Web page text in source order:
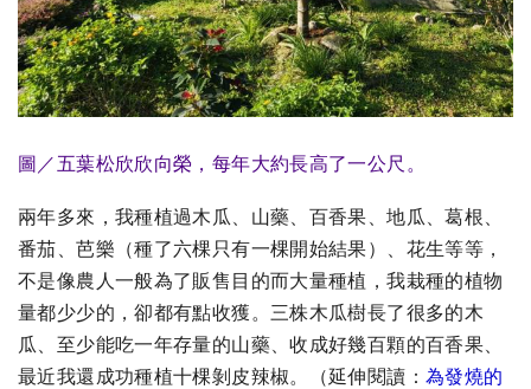
圖／五葉松欣欣向榮，每年大約長高了一公尺。
兩年多來，我種植過木瓜、山藥、百香果、地瓜、葛根、
番茄、芭樂（種了六棵只有一棵開始結果）、花生等等，
不是像農人一般為了販售目的而大量種植，我栽種的植物
量都少少的，卻都有點收獲。三株木瓜樹長了很多的木
瓜、至少能吃一年存量的山藥、收成好幾百顆的百香果、
最近我還成功種植十棵剝皮辣椒。
（延伸閱讀： 為發燒的